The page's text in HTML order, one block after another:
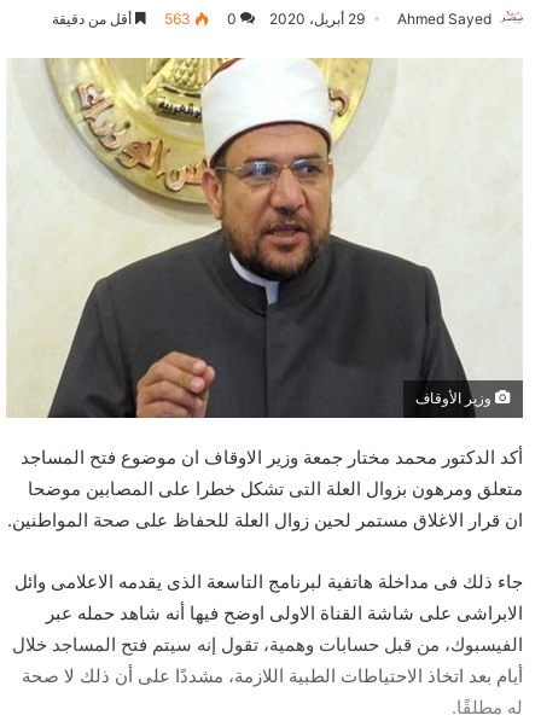
Ahmed Sayed 29 أبريل، 2020 0
563 أقل من دقيقة
وزير الأوقاف
أكد الدكتور محمد مختار جمعة وزير الاوقاف ان موضوع فتح المساجد
متعلق ومرهون بزوال العلة التى تشكل خطرا على المصابين موضحا
ان قرار الاغلاق مستمر لحين زوال العلة للحفاظ على صحة المواطنين.
جاء ذلك فى مداخلة هاتفية لبرنامج التاسعة الذى يقدمه الاعلامى وائل
الابراشى على شاشة القناة الاولى اوضح فيها أنه شاهد حمله عبر
الفيسبوك، من قبل حسابات وهمية، تقول إنه سيتم فتح المساجد خلال
أيام بعد اتخاذ الاحتياطات الطبية اللازمة، مشددًا على أن ذلك لا صحة
له مطلقًا.